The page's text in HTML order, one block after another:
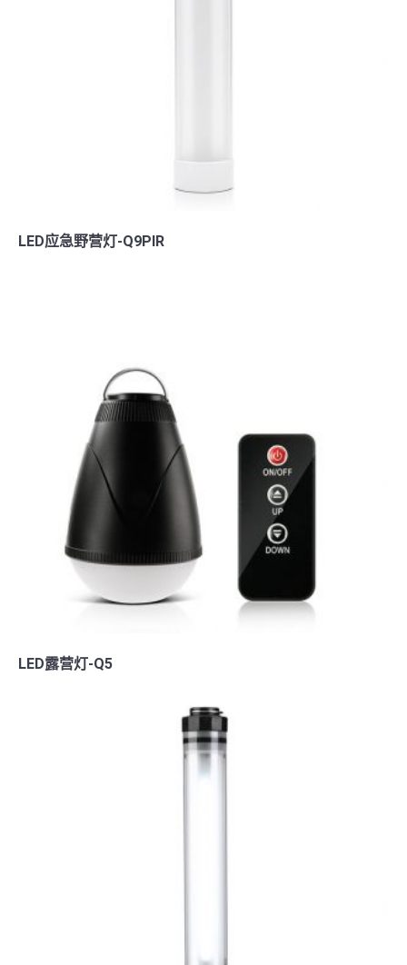
LED应急野营灯-Q9PIR
LED露营灯-Q5